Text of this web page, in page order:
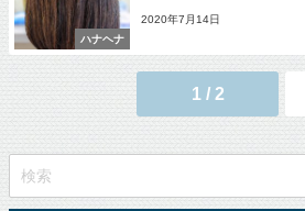
ハナヘナ
2020年7月14日
1 / 2